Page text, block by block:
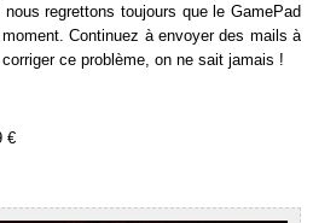
regrettons toujours que le GamePad
Continuez à envoyer des mails à
ce problème, on ne sait jamais !
€